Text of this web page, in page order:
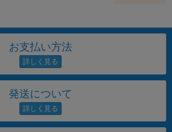
お支払い方法
発送について